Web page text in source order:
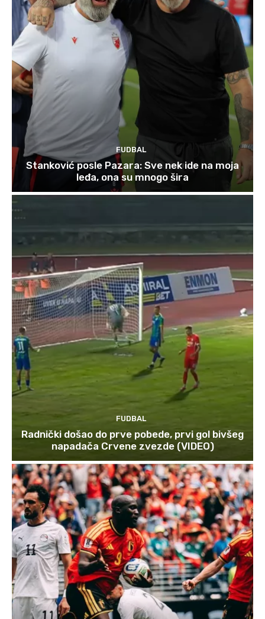
FUDBAL
Stanković posle Pazara: Sve nek ide na moja
leđa, ona su mnogo šira
FUDBAL
Radnički došao do prve pobede, prvi gol bivšeg
napadača Crvene zvezde (VIDEO)